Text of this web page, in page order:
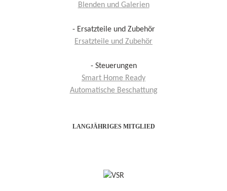
Blenden und Galerien
- Ersatzteile und Zubehör
Ersatzteile und Zubehör
- Steuerungen
Smart Home Ready
Automatische Beschattung
LANGJÄHRIGES MITGLIED